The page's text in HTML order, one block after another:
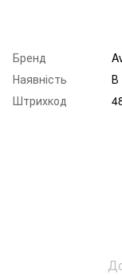
Бренд
Наявність
В
Штрихкод